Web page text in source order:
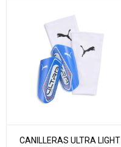
CANILLERAS ULTRA LIGHT